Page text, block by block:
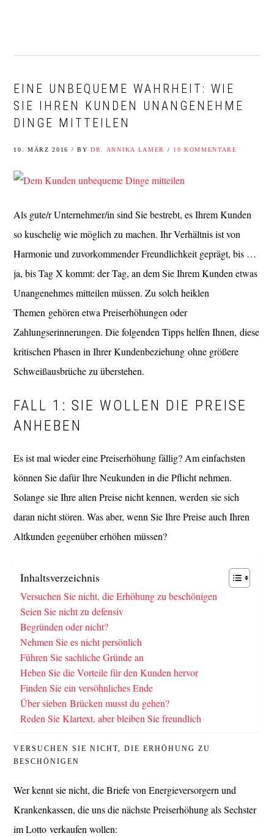
EINE UNBEQUEME WAHRHEIT: WIE
SIE IHREN KUNDEN UNANGENEHME
DINGE MITTEILEN
10. MÄRZ 2016 / BYDR. ANNIKA LAMER / 10 KOMMENTARE
Als gute/r Unternehmer/in sind Sie bestrebt, es Ihrem Kunden
so kuschelig wie möglich zu machen. Ihr Verhältnis ist von
Harmonie und zuvorkommender Freundlichkeit geprägt, bis …
ja, bis Tag X kommt: der Tag, an dem Sie Ihrem Kunden etwas
Unangenehmes mitteilen müssen. Zu solch heiklen
Themen gehören etwa Preiserhöhungen oder
Zahlungserinnerungen. Die folgenden Tipps helfen Ihnen, diese
kritischen Phasen in Ihrer Kundenbeziehung ohne größere
Schweißausbrüche zu überstehen.
FALL 1: SIE WOLLEN DIE PREISE
ANHEBEN
Es ist mal wieder eine Preiserhöhung fällig? Am einfachsten
können Sie dafür Ihre Neukunden in die Pflicht nehmen.
Solange sie Ihre alten Preise nicht kennen, werden sie sich
daran nicht stören. Was aber, wenn Sie Ihre Preise auch Ihren
Altkunden gegenüber erhöhen müssen?
Inhaltsverzeichnis
Versuchen Sie nicht, die Erhöhung zu beschönigen
Seien Sie nicht zu defensiv
Begründen oder nicht?
Nehmen Sie es nicht persönlich
Führen Sie sachliche Gründe an
Heben Sie die Vorteile für den Kunden hervor
Finden Sie ein versöhnliches Ende
Über sieben Brücken musst du gehen?
Reden Sie Klartext, aber bleiben Sie freundlich
VERSUCHEN SIE NICHT, DIE ERHÖHUNG ZU
BESCHÖNIGEN
Wer kennt sie nicht, die Briefe von Energieversorgern und
Krankenkassen, die uns die nächste Preiserhöhung als Sechster
im Lotto verkaufen wollen: